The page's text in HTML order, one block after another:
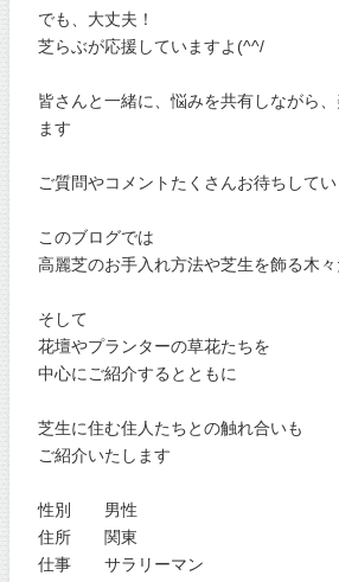
でも、大丈夫！
芝らぶが応援していますよ(^^/
皆さんと一緒に、悩みを共有しながら
ます
ご質問やコメントたくさんお待ちしてい
このブログでは
高麗芝のお手入れ方法や芝生を飾る木々
そして
花壇やプランターの草花たちを
中心にご紹介するとともに
芝生に住む住人たちとの触れ合いも
ご紹介いたします
性別 男性
住所 関東
仕事 サラリーマン